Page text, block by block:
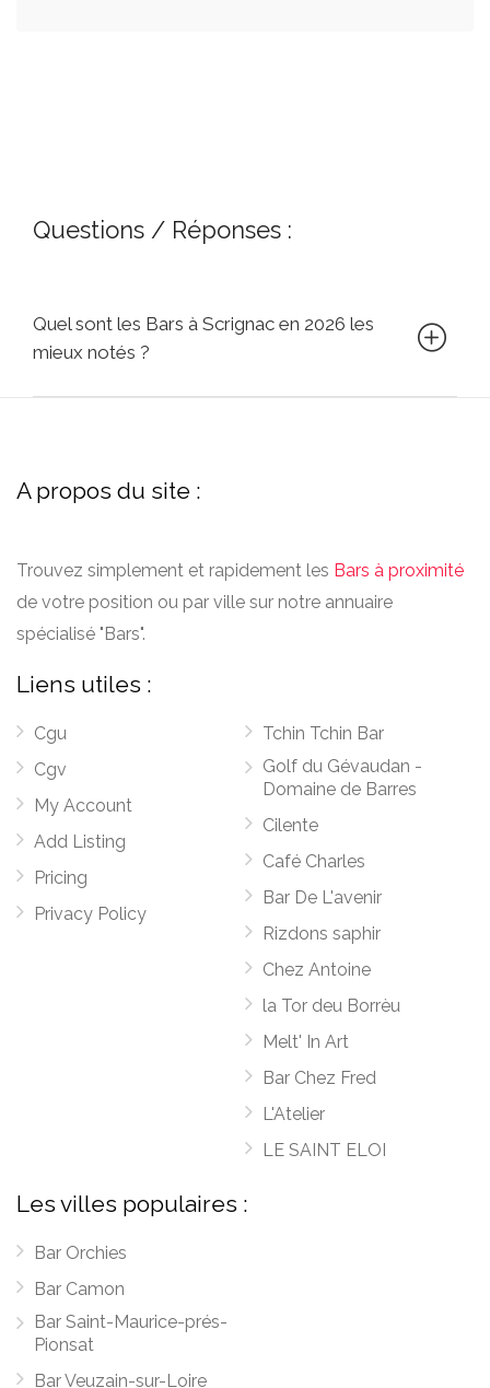
Questions / Réponses :
Quel sont les Bars à Scrignac en 2026 les
mieux notés ?
A propos du site :
Trouvez simplement et rapidement les Bars à proximité
de votre position ou par ville sur notre annuaire
spécialisé "Bars".
Liens utiles :
Cgu
Cgv
My Account
Add Listing
Pricing
Privacy Policy
Tchin Tchin Bar
Golf du Gévaudan -
Domaine de Barres
Cilente
Café Charles
Bar De L'avenir
Rizdons saphir
Chez Antoine
la Tor deu Borrèu
Melt' In Art
Bar Chez Fred
L'Atelier
LE SAINT ELOI
Les villes populaires :
Bar Orchies
Bar Camon
Bar Saint-Maurice-prés-
Pionsat
Bar Veuzain-sur-Loire